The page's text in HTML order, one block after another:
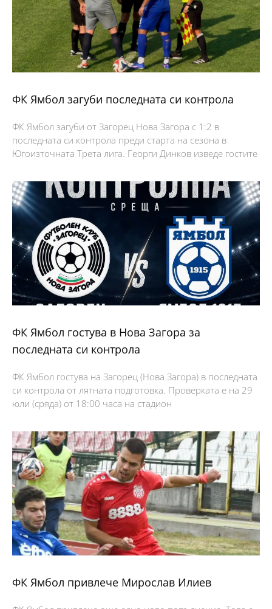
ФК Ямбол загуби последната си контрола
ФК Ямбол загуби от Загорец Нова Загора с 1:2 в
последната си контрола преди старта на сезона в
Югоизточната Трета лига. Георги Динков изведе гостите
ФК Ямбол гостува в Нова Загора за
последната си контрола
ФК Ямбол гостува на Загорец (Нова Загора) в последната
си контрола от лятната подготовка. Проверката е на 29
юли (сряда) от 18:00 часа на стадион
ФК Ямбол привлече Мирослав Илиев